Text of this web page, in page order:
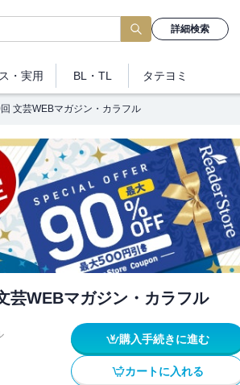
詳細検索
・実用 BL・TL タテヨミ
文芸WEBマガジン・カラフル
芸WEBマガジン・カラフル
購入手続きに進む
カートに入れる